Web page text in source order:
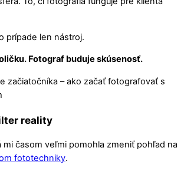
prípade len nástroj.
Fotograf buduje skúsenosť.
reality
mi časom veľmi pomohla zmeniť pohľad na
fototechniky.